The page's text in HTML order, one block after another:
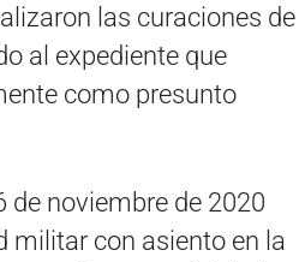
las curaciones de
al expediente que
como presunto
de noviembre de 2020
militar con asiento en la